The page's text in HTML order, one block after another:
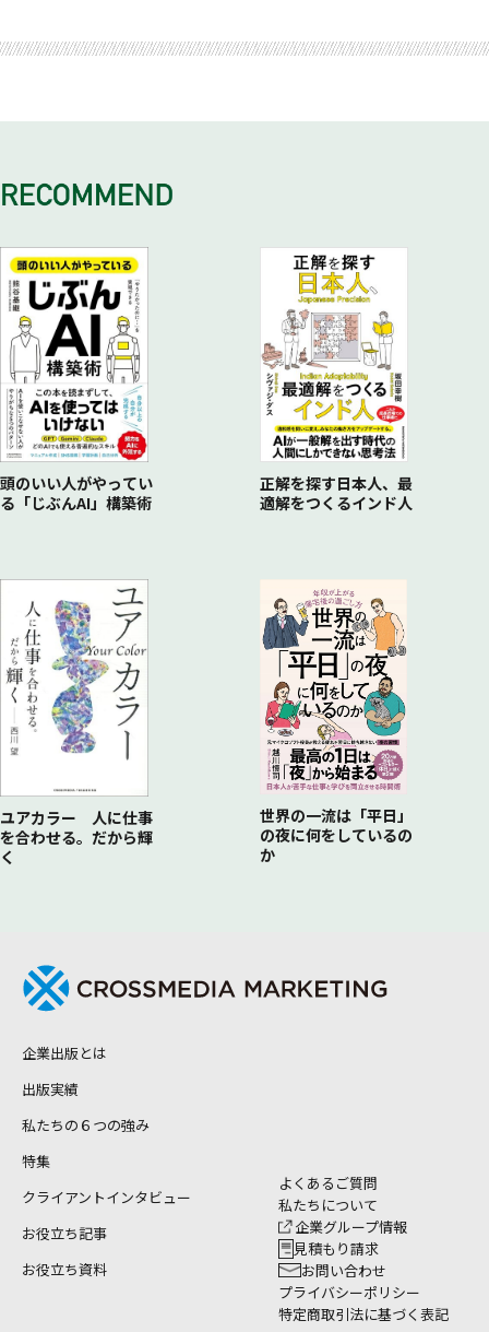
航海のヒント～創発の“はじまり”を感じたあなたへ
EPISODE 2富士工業、変化の第一歩
航海のヒント～創発の対話づくりに踏み出したあなたへ
う
05 ふたつの循環～共感で信頼を深める
航海のヒント～心理的に安全なチームづくりに向かうあなたへ
04 チーム会議～個々の強みと未来を共有し、応援し合おう
05 ふたつの循環～自覚で思考を磨く
航海のヒント～主体性のあるチームづくりに向かうあなたへ
03 1on1会議〜組織の北極星を理解して、自分ごと化する
04 チーム会議〜パーパスを共有し、チーム一丸となる
EPISODE 5富士工業、製造部の再起
体得する
03 1on1会議～経験学習を通じて、学びと成長を実感する
05 発表会～100日間の成果を実感し、明日につなげる
EPISODE 6 富士工業、越境する組織
革
03 変革の駆動輪～アクセラレーターが導く変革の循環
る社内研修
頭のいい人がやってい
る「じぶんAI」構築術
正解を探す日本人、最
適解をつくるインド人
ユアカラー 人に仕事
を合わせる。だから輝
く
世界の一流は「平日」
の夜に何をしているの
か
企業出版とは
出版実績
私たちの６つの強み
特集
クライアントインタビュー
お役立ち記事
お役立ち資料
よくあるご質問
私たちについて
企業グループ情報
見積もり請求
お問い合わせ
プライバシーポリシー
特定商取引法に基づく表記